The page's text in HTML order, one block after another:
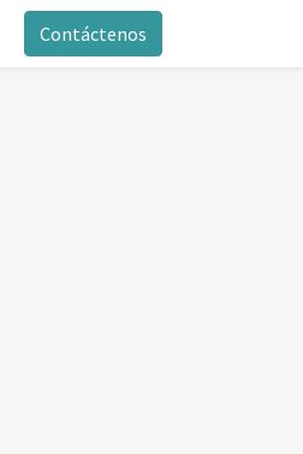
Contáctenos